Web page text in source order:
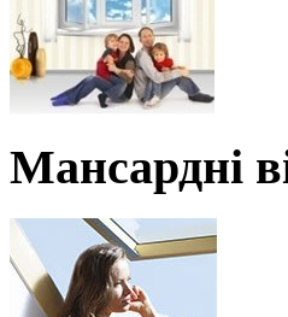
Мансардні